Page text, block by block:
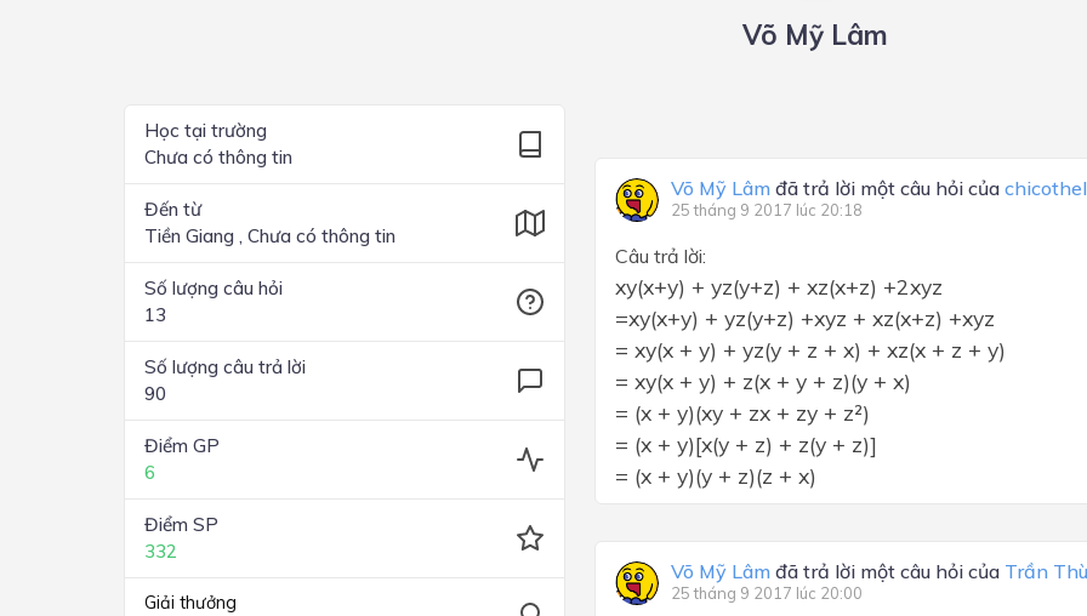
Lớp 2
Võ Mỹ Lâm
Học tại trường
Chưa có thông tin
Đến từ
Tiền Giang , Chưa có thông tin
Số lượng câu hỏi
13
Số lượng câu trả lời
90
Điểm GP
6
Điểm SP
332
Giải thưởng
Võ Mỹ Lâm đã trả lời một câu hỏi của
25 tháng 9 2017 lúc 20:18
Câu trả lời:
xy(x+y) + yz(y+z) + xz(x+z) +2xyz
=xy(x+y) + yz(y+z) +xyz + xz(x+z) +xyz
= xy(x + y) + yz(y + z + x) + xz(x + z + y)
= xy(x + y) + z(x + y + z)(y + x)
= (x + y)(xy + zx + zy + z²)
= (x + y)[x(y + z) + z(y + z)]
= (x + y)(y + z)(z + x)
Võ Mỹ Lâm đã trả lời một câu hỏi của Trần
25 tháng 9 2017 lúc 20:00